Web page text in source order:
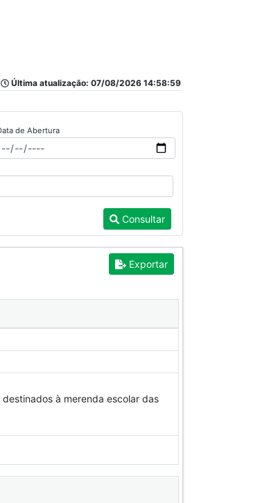
Última atualização: 07/08/2026 14:58:59
de Abertura
Consultar
Exportar
destinados à merenda escolar das